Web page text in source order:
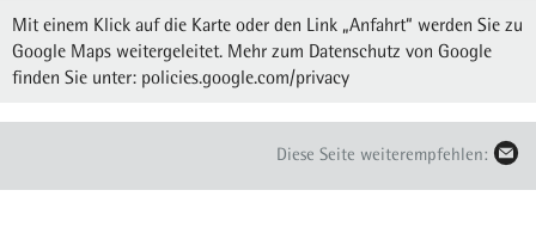
Mit einem Klick auf die Karte oder den Link „Anfahrt“ werden Sie zu
Google Maps weitergeleitet. Mehr zum Datenschutz von Google
finden Sie unter: policies.google.com/privacy
Diese Seite weiterempfehlen: